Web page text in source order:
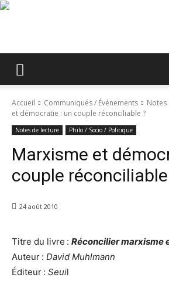
Accueil Communiqués / Événements Notes
et démocratie : un couple réconciliable ?
Notes de lecture Philo / Socio / Politique
Marxisme et
couple réconciliable
24 août 2010
Titre du livre : Réconcilier marxisme
Auteur : David Muhlmann
Éditeur : Seuil